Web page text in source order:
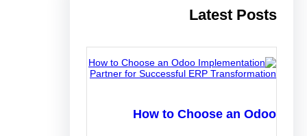
Latest Posts
How to Choose an Odoo